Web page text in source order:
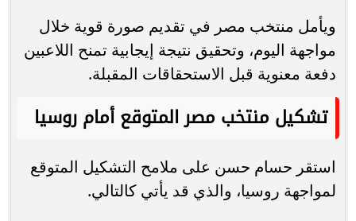
ويأمل منتخب مصر في تقديم صورة قوية خلال
مواجهة اليوم، وتحقيق نتيجة إيجابية تمنح اللاعبين
دفعة معنوية قبل الاستحقاقات المقبلة.
تشكيل منتخب مصر المتوقع أمام روسيا
استقر حسام حسن على ملامح التشكيل المتوقع
لمواجهة روسيا، والذي قد يأتي كالتالي.